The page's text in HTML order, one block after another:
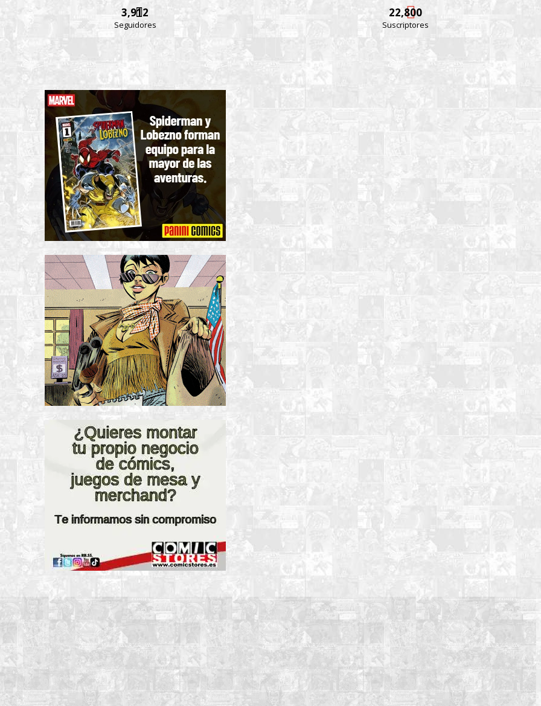
3,912
Seguidores
22,800
Suscriptores